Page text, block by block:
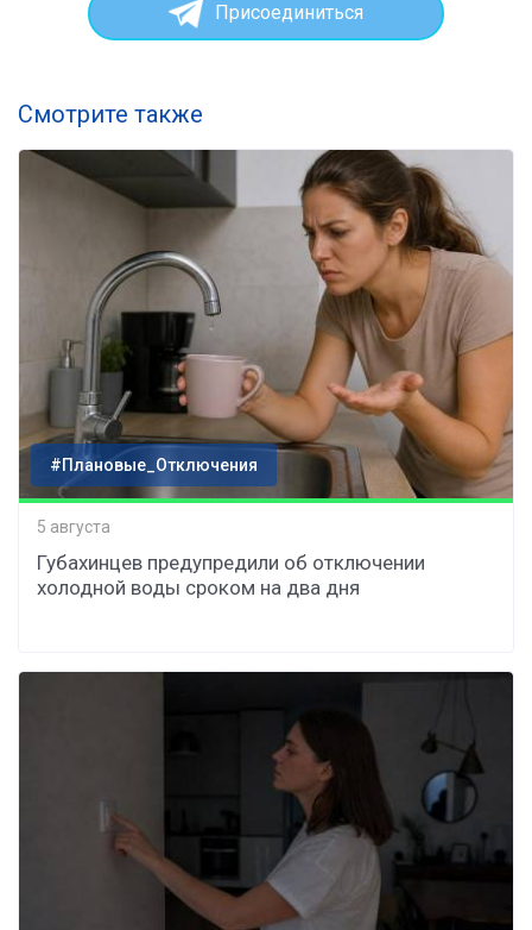
Присоединиться
Смотрите также
#Плановые_Отключения
5 августа
Губахинцев предупредили об отключении
холодной воды сроком на два дня